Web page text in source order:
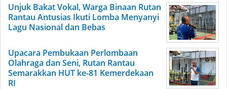
Unjuk Bakat Vokal, Warga Binaan Rutan
Rantau Antusias Ikuti Lomba Menyanyi
Lagu Nasional dan Bebas
Upacara Pembukaan Perlombaan
Olahraga dan Seni, Rutan Rantau
Semarakkan HUT ke-81 Kemerdekaan
RI